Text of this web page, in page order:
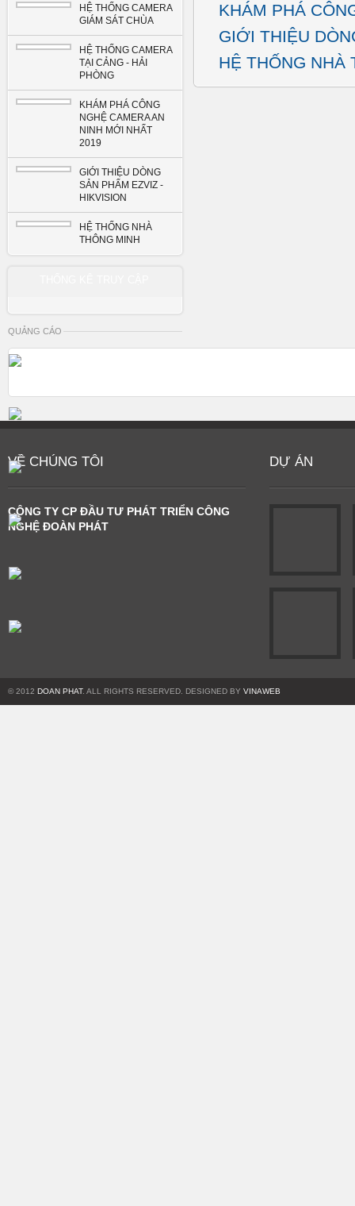
HỆ THỐNG CAMERA
GIÁM SÁT CHÙA
HỆ THỐNG CAMERA
TẠI CẢNG - HẢI
PHÒNG
KHÁM PHÁ CÔNG
NGHỆ CAMERA AN
NINH MỚI NHẤT
2019
GIỚI THIỆU DÒNG
SẢN PHẨM EZVIZ -
HIKVISION
HỆ THỐNG NHÀ
THÔNG MINH
QUẢNG CÁO
KHÁM PHÁ
GIỚI THIỆU
HỆ THỐNG NHÀ
VỀ CHÚNG TÔI
CÔNG TY CP ĐẦU TƯ PHÁT TRIỂN CÔNG
NGHỆ ĐOÀN PHÁT
DỰ ÁN
© 2012 DOAN PHAT. ALL RIGHTS RESERVED. DESIGNED BY VINAWEB